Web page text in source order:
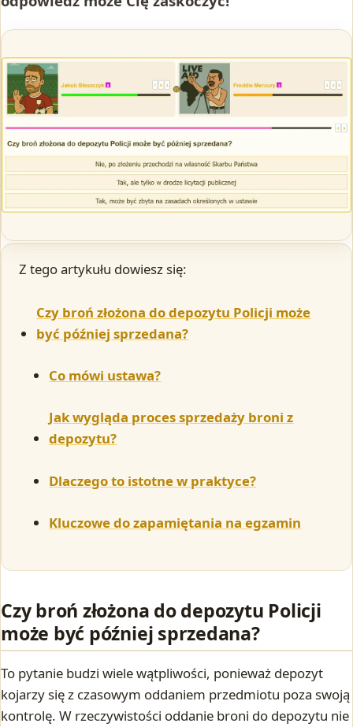
Z tego artykułu dowiesz się:
Czy broń złożona do depozytu Policji może
być później sprzedana?
Co mówi ustawa?
Jak wygląda proces sprzedaży broni z
depozytu?
Dlaczego to istotne w praktyce?
Kluczowe do zapamiętania na egzamin
Czy broń złożona do depozytu Policji
może być później sprzedana?
To pytanie budzi wiele wątpliwości, ponieważ depozyt
kojarzy się z czasowym oddaniem przedmiotu poza swoją
kontrolę. W rzeczywistości oddanie broni do depozytu nie